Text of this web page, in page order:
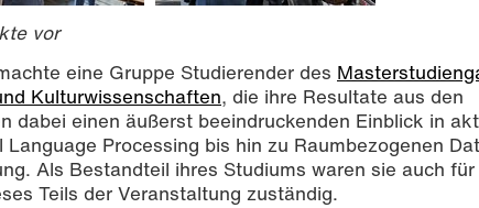
vor
eine Gruppe Studierender des
Kulturwissenschaften, die ihre Resultate aus den
dabei einen äußerst beeindruckenden Einblick in
Processing bis hin zu Raumbezogenen
Als Bestandteil ihres Studiums waren sie auch für
Teils der Veranstaltung zuständig.